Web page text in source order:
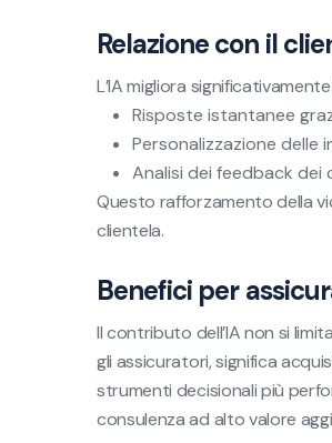
Relazione con il
L’IA migliora
Risposte istantanee
Personalizzazione delle
Analisi dei feedback
Questo rafforzamento della
clientela.
Benefici per
Il contributo dell’IA non si
gli assicuratori, significa
strumenti decisionali più
consulenza ad alto valore